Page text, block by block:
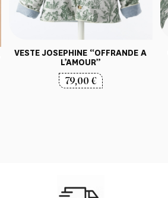
VESTE JOSEPHINE “OFFRANDE A
L’AMOUR”
79,00€